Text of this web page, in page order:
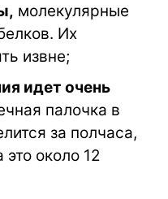
молекулярные
Их
извне;
идет очень
палочка в
за полчаса,
это около 12